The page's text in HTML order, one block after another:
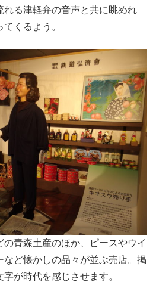
れる津軽弁の音声と共に眺めれ
くるよう。
青森土産のほか、ピースやウイ
など懐かしの品々が並ぶ売店。掲
が時代を感じさせます。